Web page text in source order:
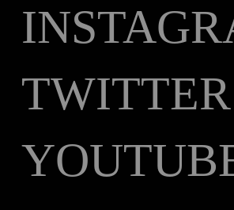
TWITTER